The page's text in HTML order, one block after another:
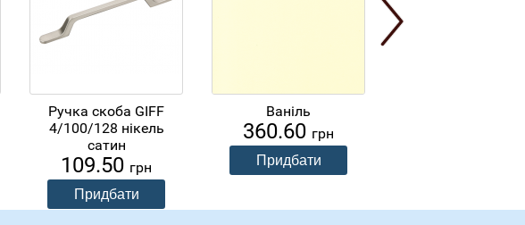
Ручка скоба GIFF
4/100/128 нікель
сатин
109.50 грн
Ваніль
360.60 грн